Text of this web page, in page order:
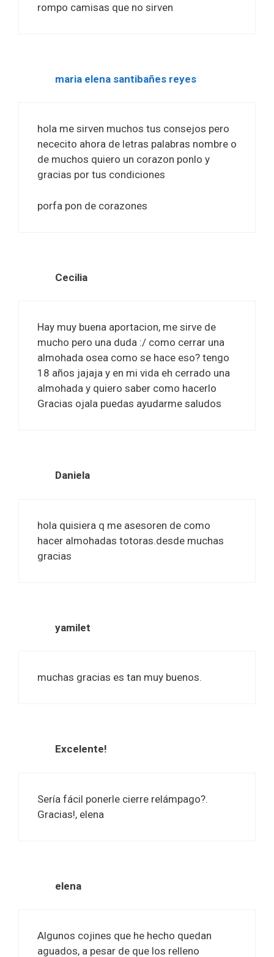
rompo camisas que no sirven
maria elena santibañes reyes
hola me sirven muchos tus consejos pero
nececito ahora de letras palabras nombre o
de muchos quiero un corazon ponlo y
gracias por tus condiciones
porfa pon de corazones
Cecilia
Hay muy buena aportacion, me sirve de
mucho pero una duda :/ como cerrar una
almohada osea como se hace eso? tengo
18 años jajaja y en mi vida eh cerrado una
almohada y quiero saber como hacerlo
Gracias ojala puedas ayudarme saludos
Daniela
hola quisiera q me asesoren de como
hacer almohadas totoras.desde muchas
gracias
yamilet
muchas gracias es tan muy buenos.
Excelente!
Sería fácil ponerle cierre relámpago?.
Gracias!, elena
elena
Algunos cojines que he hecho quedan
aguados, a pesar de que los relleno